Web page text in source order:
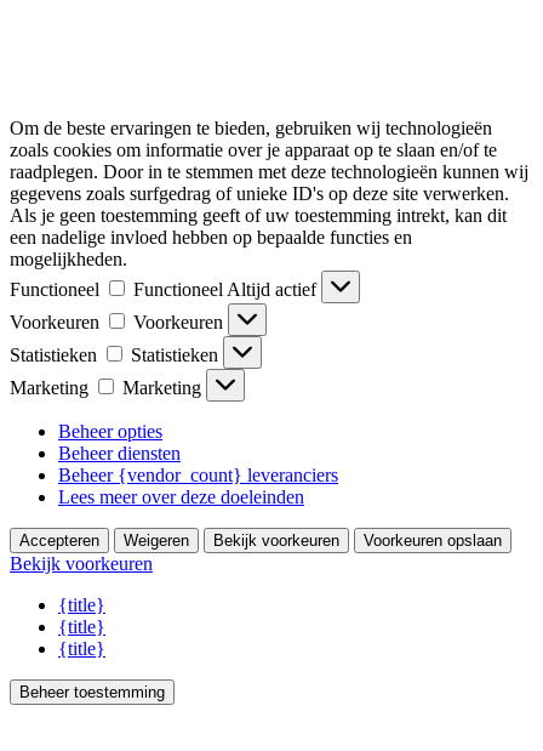
Om de beste ervaringen te bieden, gebruiken wij technologieën
zoals cookies om informatie over je apparaat op te slaan en/of te
raadplegen. Door in te stemmen met deze technologieën kunnen wij
gegevens zoals surfgedrag of unieke ID's op deze site verwerken.
Als je geen toestemming geeft of uw toestemming intrekt, kan dit
een nadelige invloed hebben op bepaalde functies en
mogelijkheden.
Functioneel
Functioneel Altijd actief
Voorkeuren
Voorkeuren
Statistieken
Statistieken
Marketing
Marketing
Beheer opties
Beheer diensten
Beheer {vendor_count} leveranciers
Lees meer over deze doeleinden
Accepteren Weigeren Bekijk voorkeuren Voorkeuren opslaan
Bekijk voorkeuren
{title}
{title}
{title}
Beheer toestemming